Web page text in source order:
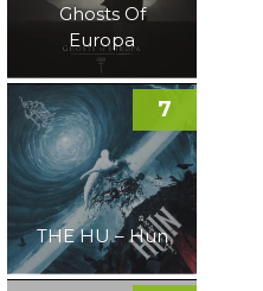
Ghosts Of
Europa
THE HU – Hun
7